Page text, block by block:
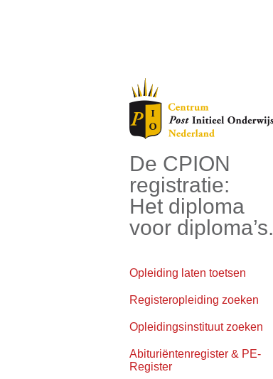
De CPION
registratie:
Het diploma
voor diploma’s.
Opleiding laten toetsen
Registeropleiding zoeken
Opleidingsinstituut zoeken
Abituriëntenregister & PE-
Register